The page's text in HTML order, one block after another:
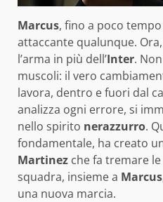
Marcus, fino a poco
attaccante qualunque.
l’arma in più dell’Inter.
muscoli: il vero
lavora, dentro e fuori dal
analizza ogni errore, si
nello spirito nerazzurro.
fondamentale, ha creato
Martinez che fa tremare
squadra, insieme a Marcus
una nuova marcia.